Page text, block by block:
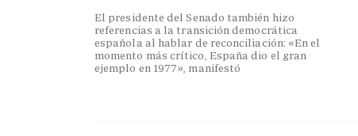
El presidente del Senado también hizo
referencias a la transición democrática
española al hablar de reconciliación: «En el
momento más crítico, España dio el gran
ejemplo en 1977», manifestó